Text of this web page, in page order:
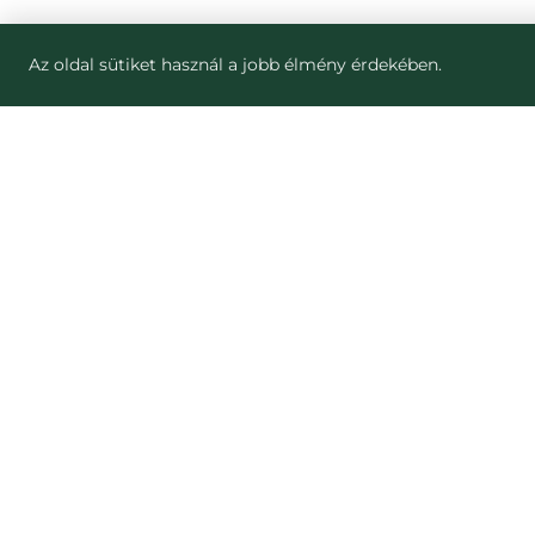
Az oldal sütiket használ a jobb élmény érdekében.